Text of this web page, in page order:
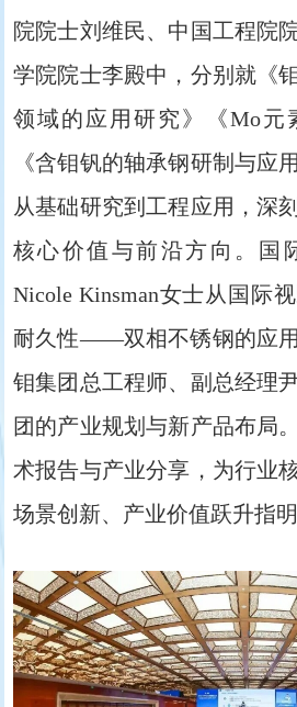
院院士刘维民、中国工程院
学院院士李殿中，分别就《
领域的应用研究》《Mo元
《含钼钒的轴承钢研制与应
从基础研究到工程应用，深
核心价值与前沿方向。国
Nicole Kinsman女士从国际
耐久性——双相不锈钢的应
钼集团总工程师、副总经理
团的产业规划与新产品布局
术报告与产业分享，为行业
场景创新、产业价值跃升指明